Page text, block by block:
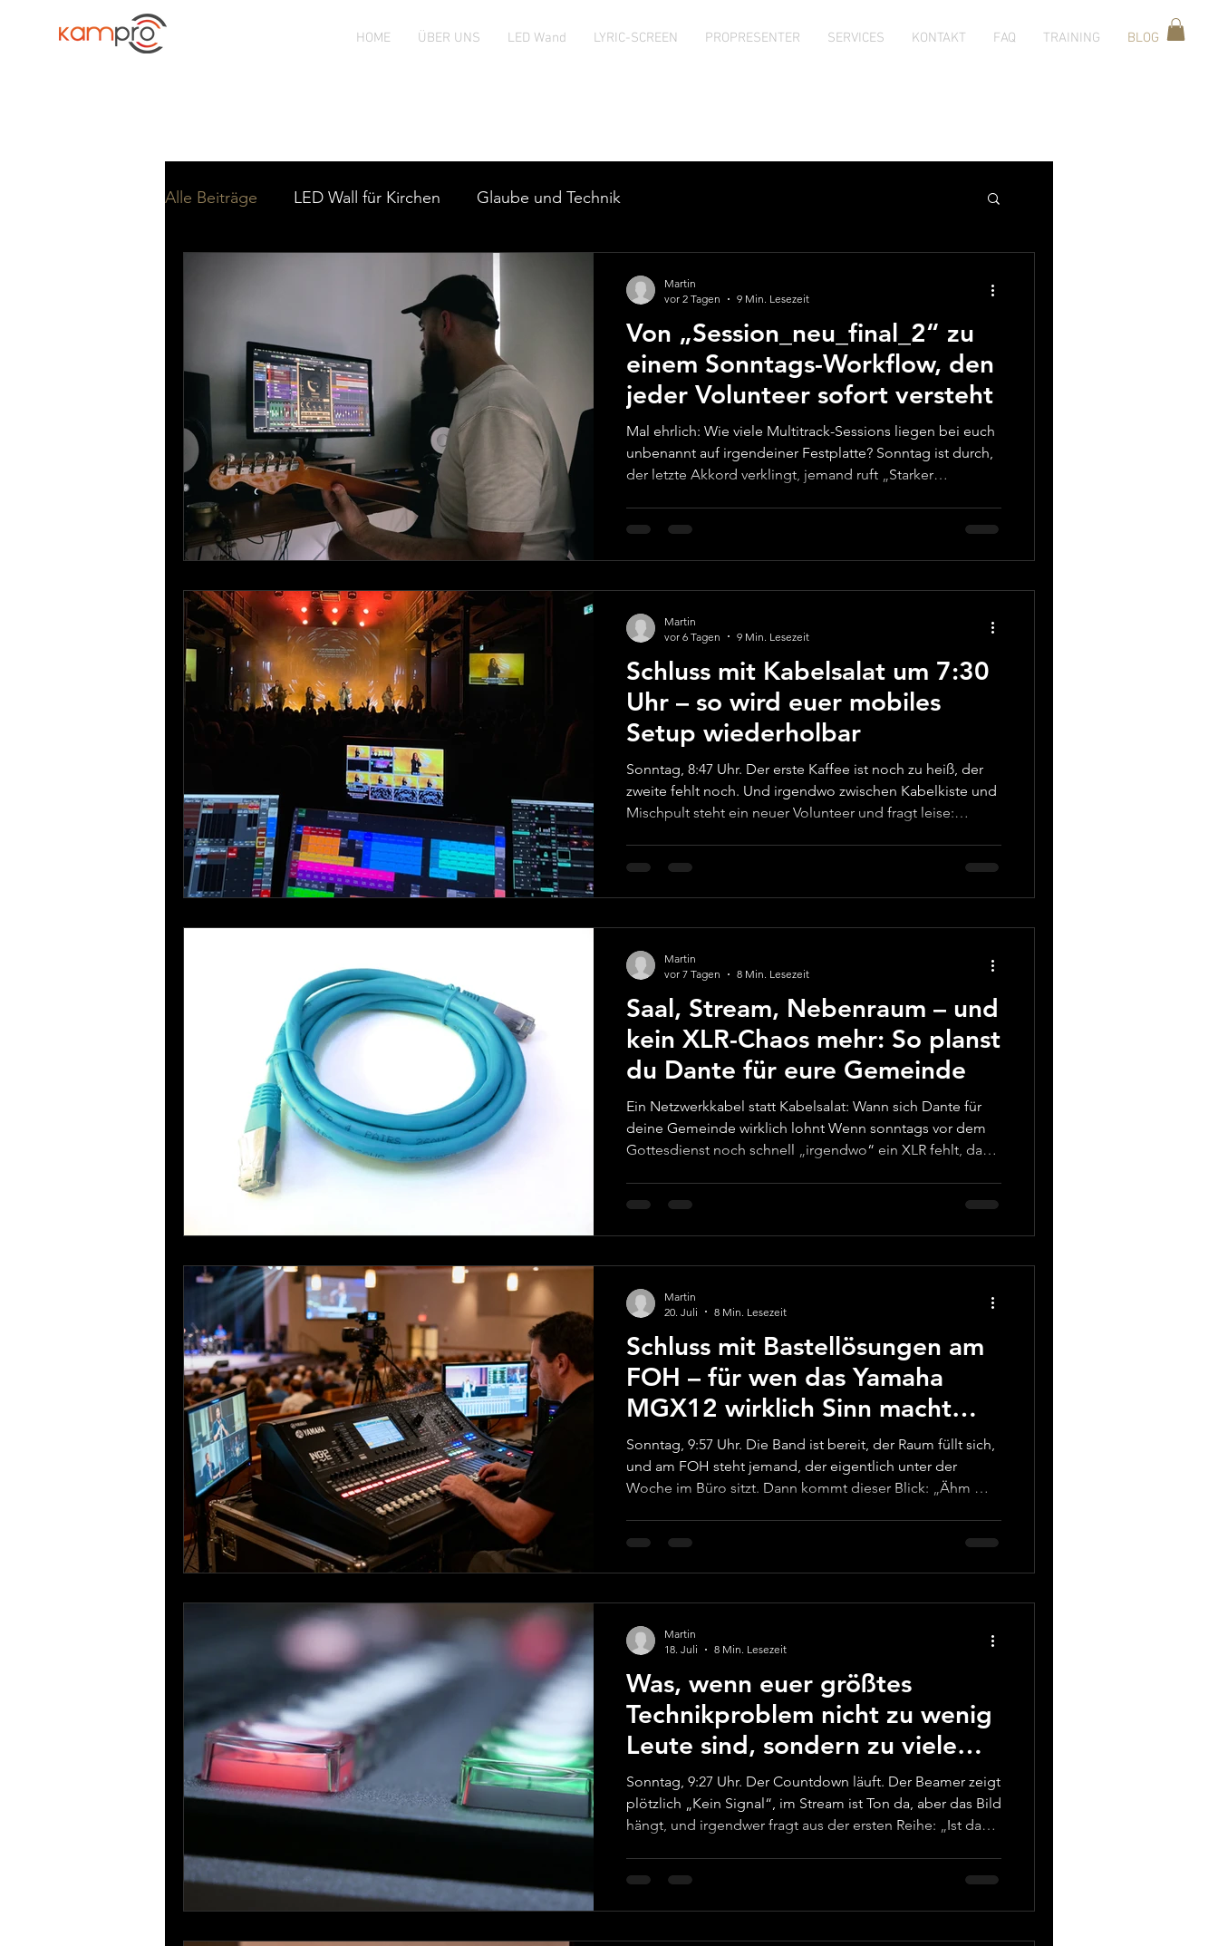
HOME ÜBER UNS LED Wand LYRIC-SCREEN PROPRESENTER SERVICES KONTAKT FAQ TRAINING BLOG
Alle Beiträge LED Wall für Kirchen Glaube und Technik
Von „Session_neu_final_2“ zu
einem Sonntags-Workflow, den
jeder Volunteer sofort versteht
Mal ehrlich: Wie viele Multitrack-Sessions liegen bei euch
unbenannt auf irgendeiner Festplatte? Sonntag ist durch,
der letzte Akkord verklingt, jemand ruft „Starker
tragen wie „Session_neu_final_2“ und irgendwo zwischen
„Downloads“ und „Desktop“ wohnen, bist du nicht allein.
Martin
vor 2 Tagen
9 Min. Lesezeit
Schluss mit Kabelsalat um 7:30
Uhr – so wird euer mobiles
Setup wiederholbar
Sonntag, 8:47 Uhr. Der erste Kaffee ist noch zu heiß, der
zweite fehlt noch. Und irgendwo zwischen Kabelkiste und
Mischpult steht ein neuer Volunteer und fragt leise:
das Problem – sondern das Setup. Das Wichtigste in
Kürze Audio zuerst: Verständliche Predigt und stabile
Martin
vor 6 Tagen
9 Min. Lesezeit
Saal, Stream, Nebenraum – und
kein XLR-Chaos mehr: So planst
du Dante für eure Gemeinde
Ein Netzwerkkabel statt Kabelsalat: Wann sich Dante für
deine Gemeinde wirklich lohnt Wenn sonntags vor dem
Gottesdienst noch schnell „irgendwo“ ein XLR fehlt, das
dann ist nicht dein Team das Problem – sondern die
Verkabelungslogik. Viele Gemeinden wachsen
Martin
vor 7 Tagen
8 Min. Lesezeit
Schluss mit Bastellösungen am
FOH – für wen das Yamaha
MGX12 wirklich Sinn macht
(und wann nicht)
Sonntag, 9:57 Uhr. Die Band ist bereit, der Raum füllt sich,
und am FOH steht jemand, der eigentlich unter der
Woche im Büro sitzt. Dann kommt dieser Blick: „Ähm …
ist, kostet dich Technik unnötig Nerven. Und am Ende
auch Fokus. Viele Freikirchen hängen genau dazwischen:
Martin
20. Juli
8 Min. Lesezeit
Was, wenn euer größtes
Technikproblem nicht zu wenig
Leute sind, sondern zu viele
Systeme?
Sonntag, 9:27 Uhr. Der Countdown läuft. Der Beamer zeigt
plötzlich „Kein Signal“, im Stream ist Ton da, aber das Bild
hängt, und irgendwer fragt aus der ersten Reihe: „Ist das
Willkommen im echten Leben von Medienteams. Viele
Gemeinden erleben gerade dasselbe Muster: Mehr
Martin
18. Juli
8 Min. Lesezeit